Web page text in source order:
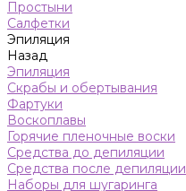
Простыни
Салфетки
Эпиляция
Назад
Эпиляция
Скрабы и обертывания
Фартуки
Воскоплавы
Горячие пленочные воски
Средства до депиляции
Средства после депиляции
Наборы для шугаринга